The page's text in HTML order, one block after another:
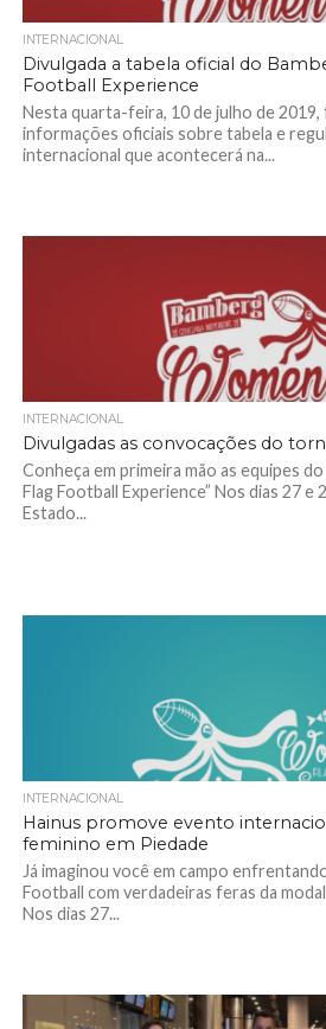
INTERNACIONAL
Divulgada a tabela oficial do
Football Experience
Nesta quarta-feira, 10 de julho de 2019,
informações oficiais sobre tabela e
internacional que acontecerá na...
INTERNACIONAL
Divulgadas as convocações do
Conheça em primeira mão as equipes do
Flag Football Experience” Nos dias 27 e
Estado...
INTERNACIONAL
Hainus promove evento
feminino em Piedade
Já imaginou você em campo
Football com verdadeiras feras da
Nos dias 27...